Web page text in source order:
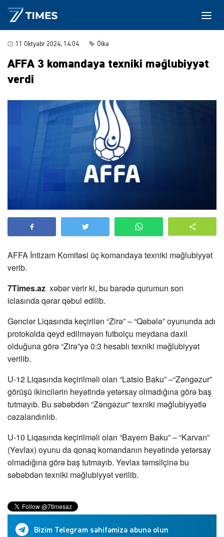
11 Oktyabr 2024, 14:04 Ölkə
AFFA 3 komandaya texniki məğlubiyyət
verdi
AFFA İntizam Komitəsi üç komandaya texniki məğlubiyyət
verib.
7Times.az xəbər verir ki, bu barədə qurumun son
iclasında qərar qəbul edilib.
Gənclər Liqasında keçirilən “Zirə” – “Qəbələ” oyununda adı
protokolda qeyd edilməyən futbolçu meydana daxil
olduğuna görə “Zirə”yə 0:3 hesablı texniki məğlubiyyət
verilib.
U-12 Liqasında keçirilməli olan “Latsio Baku” –“Zəngəzur”
görüşü ikincilərin heyətində yetərsay olmadığına görə baş
tutmayıb. Bu səbəbdən “Zəngəzur” texniki məğlubiyyətlə
cəzalandırılıb.
U-10 Liqasında keçirilməli olan “Bayern Baku” – “Karvan”
(Yevlax) oyunu da qonaq komandanın heyətində yetərsay
olmadığına görə baş tutmayıb. Yevlax təmsilçinə bu
səbəbdən texniki məğlubiyyət verilib.
Bizim Telegram səhifəmizə abunə olun